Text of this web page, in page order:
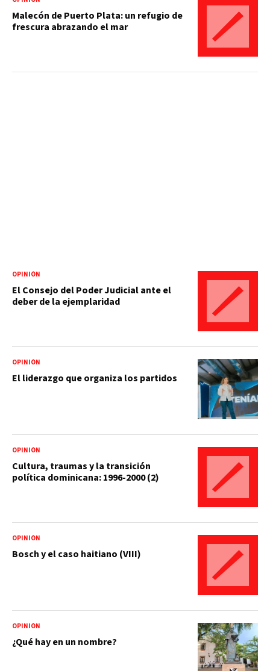
Malecón de Puerto Plata: un refugio de
frescura abrazando el mar
OPINIÓN
El Consejo del Poder Judicial ante el
deber de la ejemplaridad
OPINIÓN
El liderazgo que organiza los partidos
OPINIÓN
Cultura, traumas y la transición
política dominicana: 1996-2000 (2)
OPINIÓN
Bosch y el caso haitiano (VIII)
OPINIÓN
¿Qué hay en un nombre?